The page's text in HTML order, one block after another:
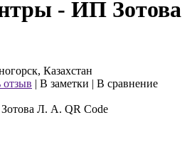
- ИП Зотова
Казахстан
отзыв | В заметки | В сравнение